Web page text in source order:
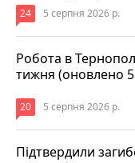
24 5 серпня 2026 р.
Робота в
тижня (оновлено
20 5 серпня 2026 р.
Підтвердили